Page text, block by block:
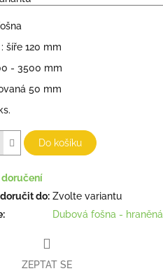
šíře 120 mm
- 3500 mm
50 mm
Do košíku
doručení
do: Zvolte variantu
: Dubová fošna - hraněná
ZEPTAT SE